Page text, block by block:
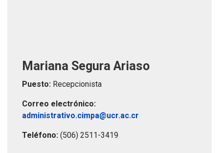
Mariana Segura Ariaso
Puesto: Recepcionista
Correo electrónico:
administrativo.cimpa@ucr.ac.cr
Teléfono: (506) 2511-3419